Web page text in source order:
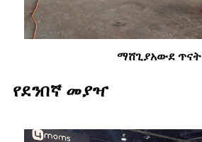
ማሸጊያአውደ ጥናት
የደንበኛ መያዣ